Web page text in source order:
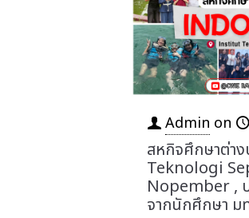
Admin on
สหกิจศึกษาต่า
Teknologi
Nopember ,
จากนักศึกษา